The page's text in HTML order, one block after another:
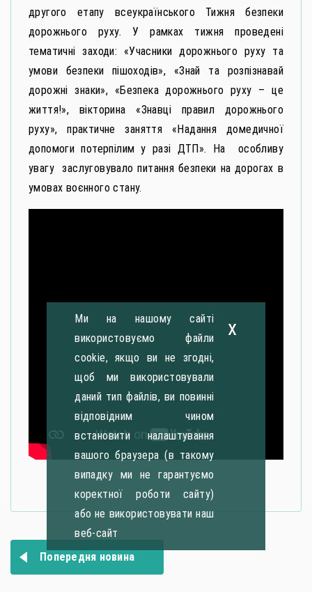
другого етапу всеукраїнського Тижня безпеки
дорожнього руху. У рамках тижня проведені
тематичні заходи: «Учасники дорожнього руху та
умови безпеки пішоходів», «Знай та розпізнавай
дорожні знаки», «Безпека дорожнього руху – це
життя!», вікторина «Знавці правил дорожнього
руху», практичне заняття «Надання домедичної
допомоги потерпілим у разі ДТП». На особливу
увагу заслуговувало питання безпеки на дорогах в
умовах воєнного стану.
Навігація
записів
Попередня новина
Ми на нашому сайті
використовуємо файли
cookie, якщо ви не згодні,
щоб ми використовували
даний тип файлів, ви повинні
відповідним чином
встановити налаштування
вашого браузера (в такому
випадку ми не гарантуємо
коректної роботи сайту)
або не використовувати наш
веб-сайт
x